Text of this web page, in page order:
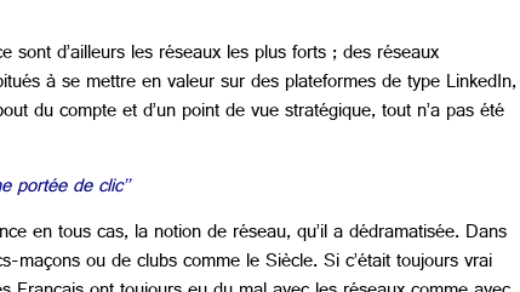
sont d’ailleurs les réseaux les plus forts ; des réseaux
à se mettre en valeur sur des plateformes de type LinkedIn,
du compte et d’un point de vue stratégique, tout n’a pas été
de clic’’
en tous cas, la notion de réseau, qu’il a dédramatisée. Dans
ou de clubs comme le Siècle. Si c’était toujours vrai